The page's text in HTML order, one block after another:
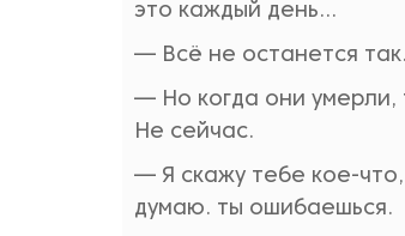
это каждый день...
— Всё не останется
— Но когда они умерли,
Не сейчас.
— Я скажу тебе кое-что,
думаю. ты ошибаешься.